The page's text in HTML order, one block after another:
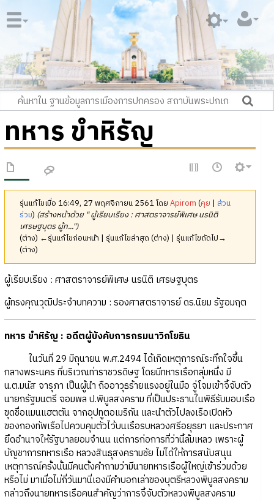
ทหาร ขำหิรัญ
รุ่นแก้ไขเมื่อ 16:49, 27 พฤศจิกายน 2561 โดยApirom (คุย | ส่วน
ร่วม) (สร้างหน้าด้วย " ผู้เรียบเรียง : ศาสตราจารย์พิเศษ นรนิติ
เศรษฐบุตร ผู้ท...")
(ต่าง) ←รุ่นแก้ไขก่อนหน้า | รุ่นแก้ไขล่าสุด (ต่าง) | รุ่นแก้ไขถัดไป→
(ต่าง)
ผู้เรียบเรียง : ศาสตราจารย์พิเศษ นรนิติ เศรษฐบุตร
ผู้ทรงคุณวุฒิประจำบทความ : รองศาสตราจารย์ ดร.นิยม รัฐอมฤต
ทหาร ขำหิรัญ : อดีตผู้บังคับการกรมนาวิกโยธิน
ในวันที่ 29 มิถุนายน พ.ศ.2494 ได้เกิดเหตุการณ์ระทึกใจขึ้น
กลางพระนคร ที่บริเวณท่าราชวรดิษฐ โดยมีทหารเรือกลุ่มหนึ่ง มี
น.ต.มนัส จารุภา เป็นผู้นำ ถืออาวุธร้ายแรงอยู่ในมือ จู่โจมเข้าจี้จับตัว
นายกรัฐมนตรี จอมพล ป.พิบูลสงคราม ที่เป็นประธานในพิธีรับมอบเรือ
ขุดชื่อแมนแฮตตัน จากอุปทูตอเมริกัน และนำตัวไปลงเรือเปิดหัว
ของกองทัพเรือไปควบคุมตัวไว้บนเรือรบหลวงศรีอยุธยา และประกาศ
ยึดอำนาจให้รัฐบาลยอมจำนน แต่การก่อการที่ว่านี้ล้มเหลว เพราะผู้
บัญชาการทหารเรือ หลวงสินธุสงครามชัย ไม่ได้ให้การสนับสนุน
เหตุการณ์ครั้งนั้นมีคนตั้งคำถามว่ามีนายทหารเรือผู้ใหญ่เข้าร่วมด้วย
หรือไม่ มาเมื่อไม่กี่วันมานี่เองมีคำบอกเล่าของบุตรีหลวงพิบูลสงคราม
กล่าวถึงนายทหารเรือคนสำคัญว่าการจี้จับตัวหลวงพิบูลสงคราม